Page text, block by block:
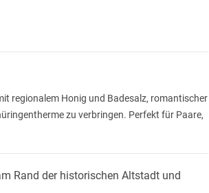
regionalem Honig und Badesalz, romantischer
zu verbringen. Perfekt für Paare,
Rand der historischen Altstadt und